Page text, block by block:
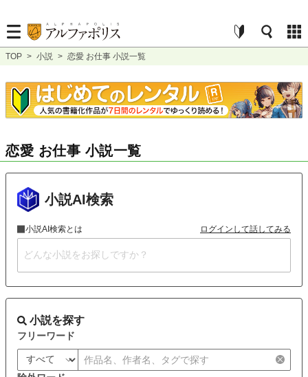
TOP > 小説 > 恋愛 お仕事 小説一覧
恋愛 お仕事 小説一覧
小説AI検索
小説AI検索とは ログインして話してみる
小説を探す
フリーワード